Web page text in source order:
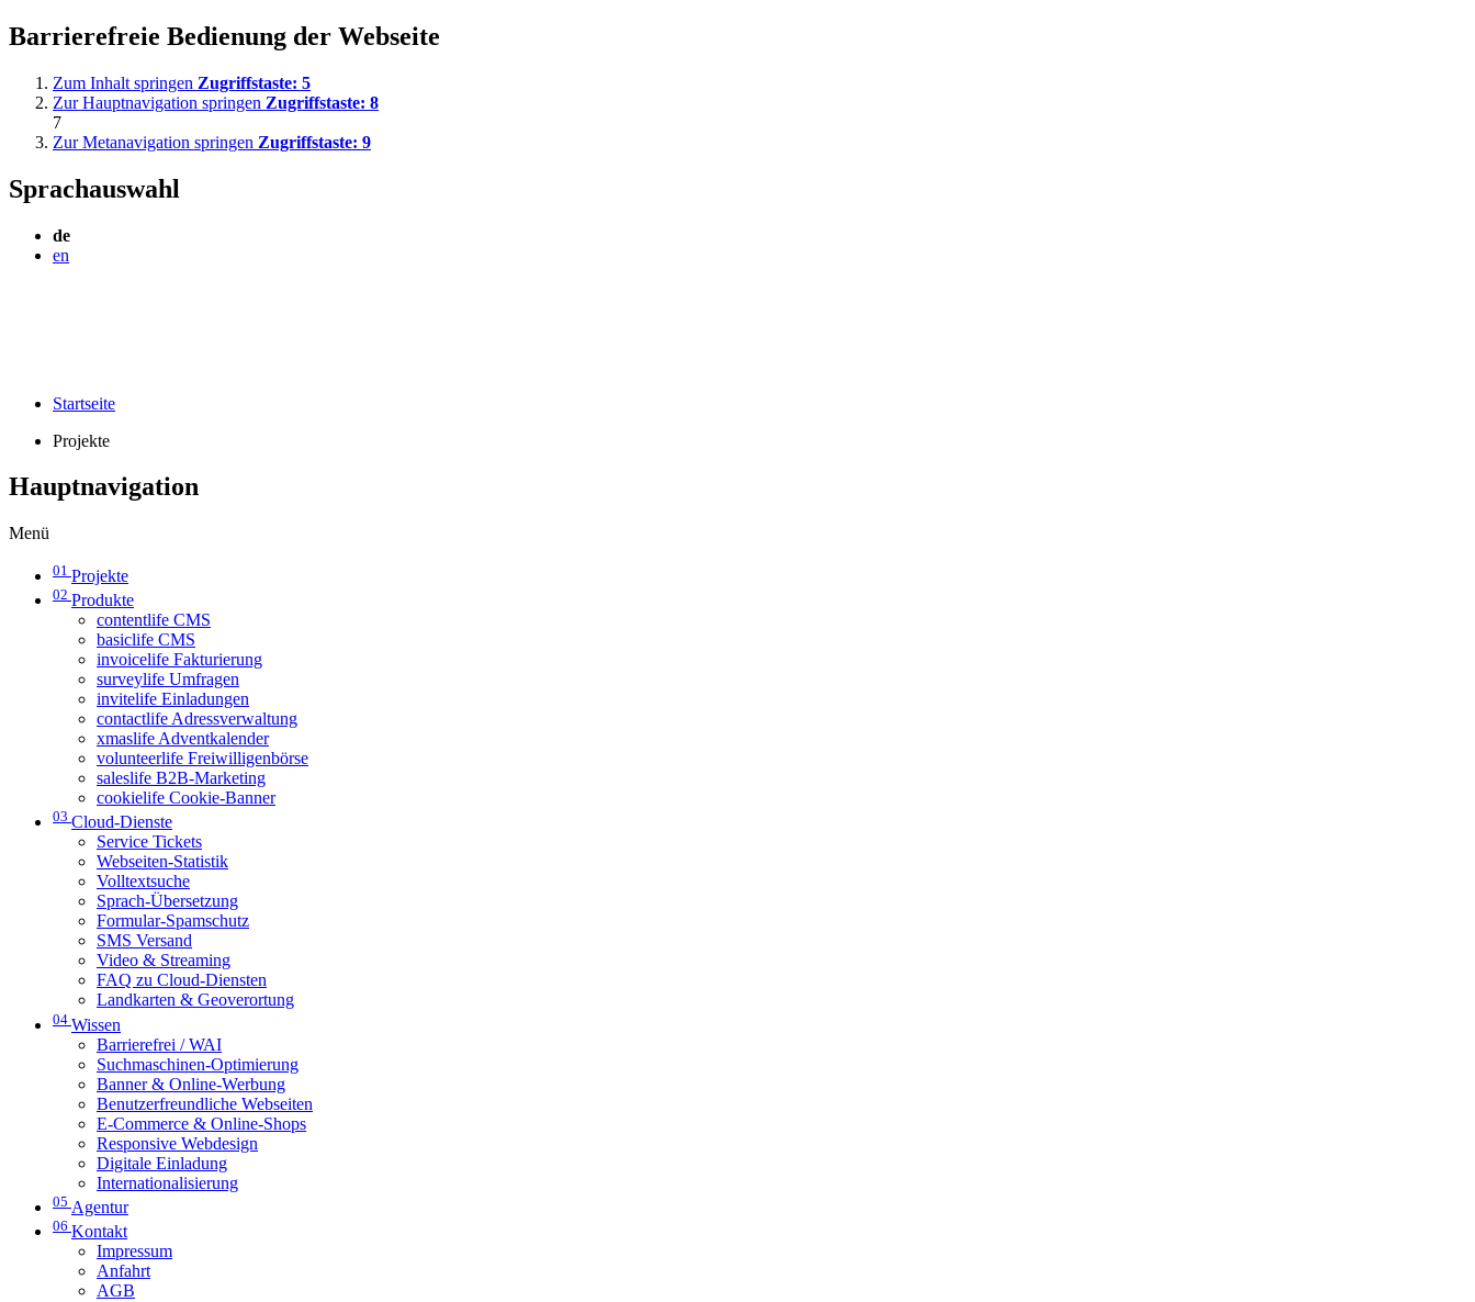
Barrierefreie Bedienung der Webseite
Zum Inhalt springen Zugriffstaste: 5
Zur Hauptnavigation springen Zugriffstaste: 8
7
Zur Metanavigation springen Zugriffstaste: 9
Sprachauswahl
de
en
Startseite
Projekte
Hauptnavigation
Menü
01 Projekte
02 Produkte
contentlife CMS
basiclife CMS
invoicelife Fakturierung
surveylife Umfragen
invitelife Einladungen
contactlife Adressverwaltung
xmaslife Adventkalender
volunteerlife Freiwilligenbörse
saleslife B2B-Marketing
cookielife Cookie-Banner
03 Cloud-Dienste
Service Tickets
Webseiten-Statistik
Volltextsuche
Sprach-Übersetzung
Formular-Spamschutz
SMS Versand
Video & Streaming
FAQ zu Cloud-Diensten
Landkarten & Geoverortung
04 Wissen
Barrierefrei / WAI
Suchmaschinen-Optimierung
Banner & Online-Werbung
Benutzerfreundliche Webseiten
E-Commerce & Online-Shops
Responsive Webdesign
Digitale Einladung
Internationalisierung
05 Agentur
06 Kontakt
Impressum
Anfahrt
AGB